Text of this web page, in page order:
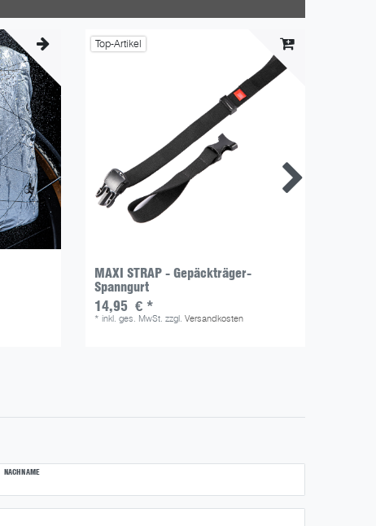
Top-Artikel
MAXI STRAP - Gepäckträger-
Spanngurt
14,95 € *
*inkl. ges. MwSt. zzgl.Versandkosten
NACHNAME